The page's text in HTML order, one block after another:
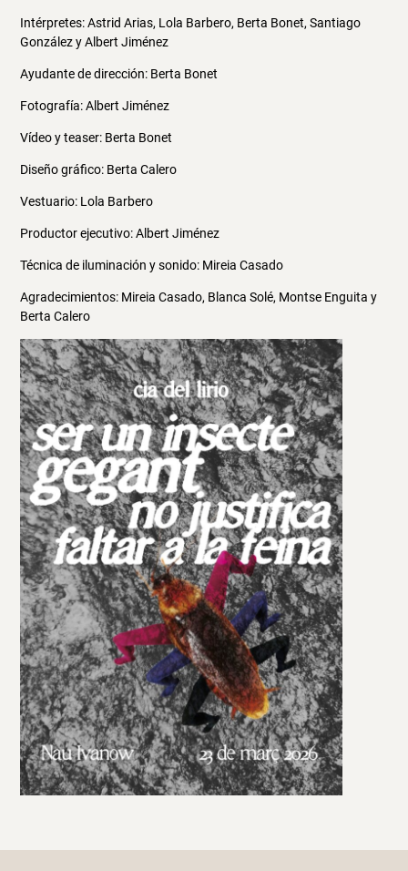
Intérpretes: Astrid Arias, Lola Barbero, Berta Bonet, Santiago
González y Albert Jiménez
Ayudante de dirección: Berta Bonet
Fotografía: Albert Jiménez
Vídeo y teaser: Berta Bonet
Diseño gráfico: Berta Calero
Vestuario: Lola Barbero
Productor ejecutivo: Albert Jiménez
Técnica de iluminación y sonido: Mireia Casado
Agradecimientos: Mireia Casado, Blanca Solé, Montse Enguita y
Berta Calero